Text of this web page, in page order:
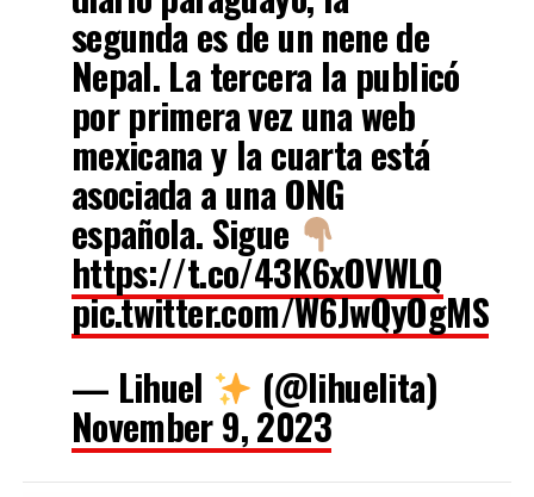
segunda es de un nene de
Nepal. La tercera la publicó
por primera vez una web
mexicana y la cuarta está
asociada a una ONG
española. Sigue
https://t.co/43K6xOVWLQ
pic.twitter.com/W6JwQyOgMS
— Lihuel
(@lihuelita)
November 9, 2023